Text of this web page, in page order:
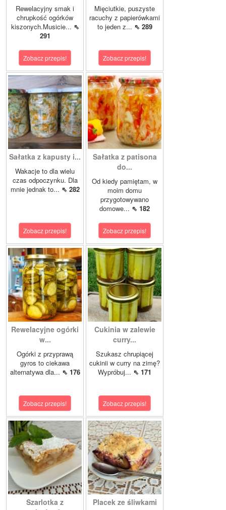
Rewelacyjny smak i
chrupkość ogórków
kiszonych.Musicie... ⇖
291
Zobacz przepis!
Mięciutkie, puszyste
racuchy z papierówkami
to jeden z... ⇖ 289
Zobacz przepis!
Sałatka z kapusty i...
Wakacje to dla wielu
czas odpoczynku. Dla
mnie jednak to... ⇖ 282
Zobacz przepis!
Sałatka z patisona
do...
Od kiedy pamiętam, w
moim domu
przygotowywano
domowe... ⇖ 182
Zobacz przepis!
Rewelacyjne ogórki
w...
Ogórki z przyprawą
gyros to ciekawa
alternatywa dla... ⇖ 176
Zobacz przepis!
Cukinia w zalewie
curry...
Szukasz chrupiącej
cukinii w curry na zimę?
Wypróbuj... ⇖ 171
Zobacz przepis!
Szarlotka z
Placek ze śliwkami